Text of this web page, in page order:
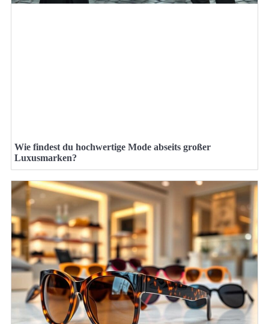
Wie findest du hochwertige Mode abseits großer
Luxusmarken?